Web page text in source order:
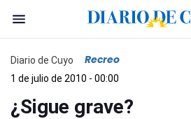
Diario de Cuyo Recreo
1 de julio de 2010 - 00:00
¿Sigue grave?